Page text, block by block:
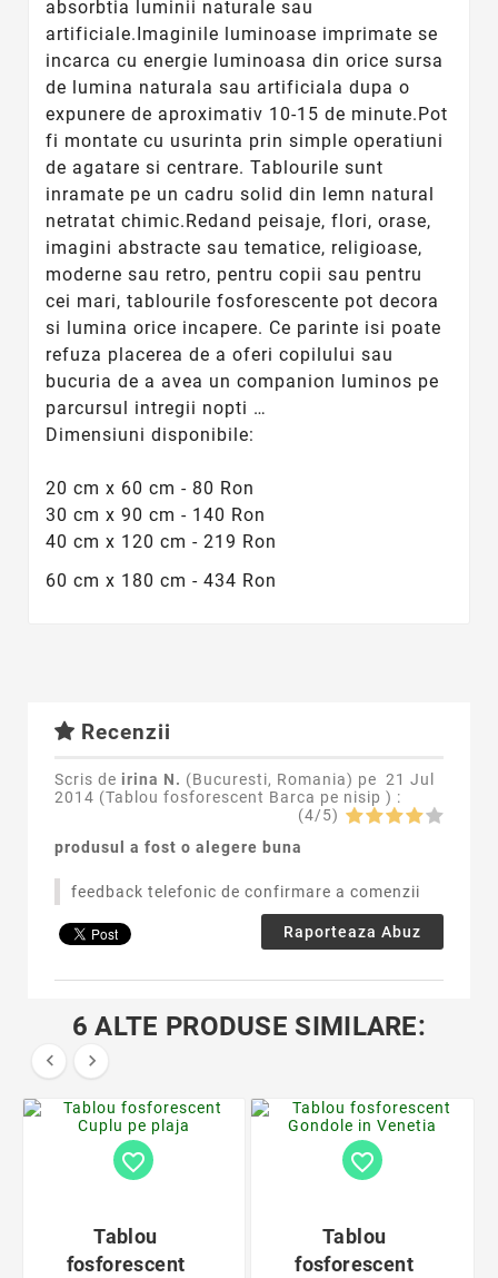
absorbtia luminii naturale sau
artificiale.Imaginile luminoase imprimate se
incarca cu energie luminoasa din orice sursa
de lumina naturala sau artificiala dupa o
expunere de aproximativ 10-15 de minute.Pot
fi montate cu usurinta prin simple operatiuni
de agatare si centrare. Tablourile sunt
inramate pe un cadru solid din lemn natural
netratat chimic.Redand peisaje, flori, orase,
imagini abstracte sau tematice, religioase,
moderne sau retro, pentru copii sau pentru
cei mari, tablourile fosforescente pot decora
si lumina orice incapere. Ce parinte isi poate
refuza placerea de a oferi copilului sau
bucuria de a avea un companion luminos pe
parcursul intregii nopti …
Dimensiuni disponibile:
20 cm x 60 cm - 80 Ron
30 cm x 90 cm - 140 Ron
40 cm x 120 cm - 219 Ron
60 cm x 180 cm - 434 Ron
Recenzii
Scris de irina N. (Bucuresti, Romania) pe 21 Jul
2014 (Tablou fosforescent Barca pe nisip ) :
(4/5)
produsul a fost o alegere buna
feedback telefonic de confirmare a comenzii
Raporteaza Abuz
6 ALTE PRODUSE SIMILARE:
 
favorite_border
Tablou
fosforescent
favorite_border
Tablou
fosforescent